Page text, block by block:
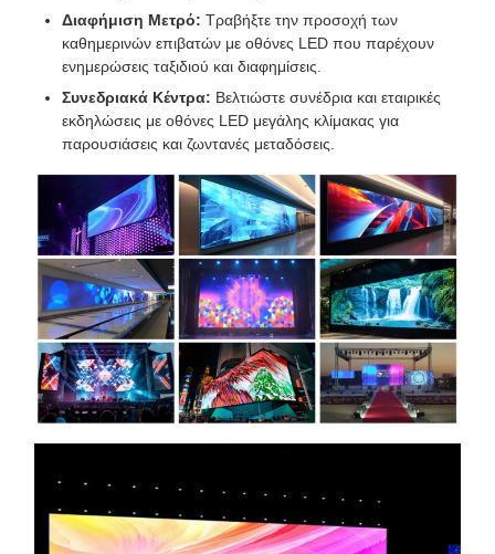
Διαφήμιση Μετρό: Τραβήξτε την προσοχή των
καθημερινών επιβατών με οθόνες LED που παρέχουν
ενημερώσεις ταξιδιού και διαφημίσεις.
Συνεδριακά Κέντρα: Βελτιώστε συνέδρια και εταιρικές
εκδηλώσεις με οθόνες LED μεγάλης κλίμακας για
παρουσιάσεις και ζωντανές μεταδόσεις.